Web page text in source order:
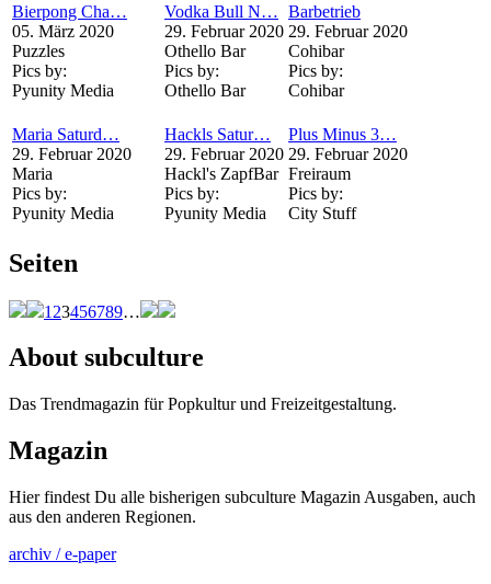
Bierpong Cha…
05. März 2020
Puzzles
Pics by:
Pyunity Media
Vodka Bull N…
29. Februar 2020
Othello Bar
Pics by:
Othello Bar
Barbetrieb
29. Februar 2020
Cohibar
Pics by:
Cohibar
Maria Saturd…
29. Februar 2020
Maria
Pics by:
Pyunity Media
Hackls Satur…
29. Februar 2020
Hackl's ZapfBar
Pics by:
Pyunity Media
Plus Minus 3…
29. Februar 2020
Freiraum
Pics by:
City Stuff
Seiten
1 23456789…
About subculture
Das Trendmagazin für Popkultur und Freizeitgestaltung.
Magazin
Hier findest Du alle bisherigen subculture Magazin Ausgaben, auch
aus den anderen Regionen.
archiv / e-paper